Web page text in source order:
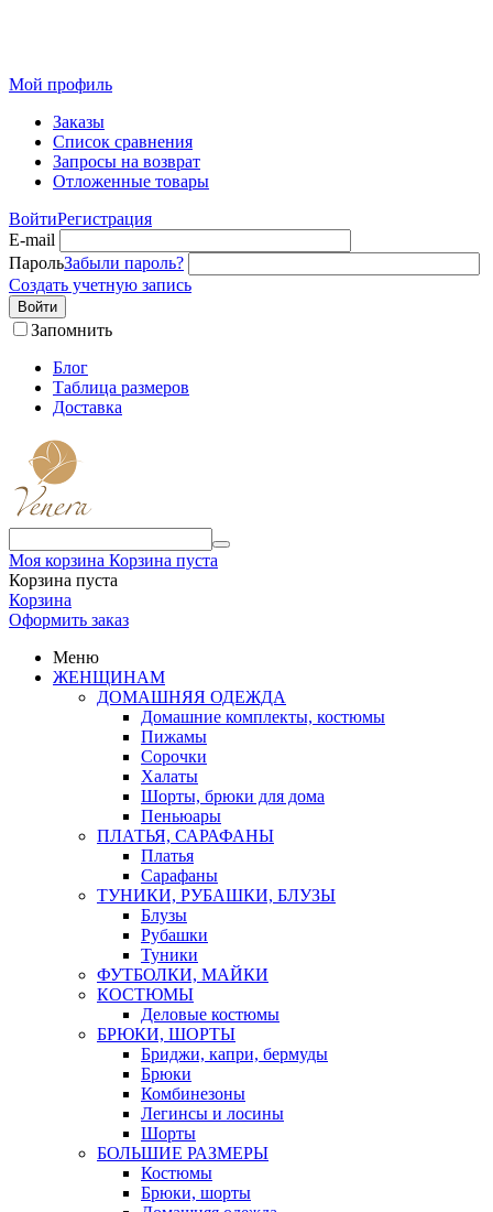
Мой профиль
Заказы
Список сравнения
Запросы на возврат
Отложенные товары
ВойтиРегистрация
E-mail
ПарольЗабыли пароль?
Создать учетную запись
Войти
Запомнить
Блог
Таблица размеров
Доставка
Моя корзина Корзина пуста
Корзина пуста
Корзина
Оформить заказ
Меню
ЖЕНЩИНАМ
ДОМАШНЯЯ ОДЕЖДА
Домашние комплекты, костюмы
Пижамы
Сорочки
Халаты
Шорты, брюки для дома
Пеньюары
ПЛАТЬЯ, САРАФАНЫ
Платья
Сарафаны
ТУНИКИ, РУБАШКИ, БЛУЗЫ
Блузы
Рубашки
Туники
ФУТБОЛКИ, МАЙКИ
КОСТЮМЫ
Деловые костюмы
БРЮКИ, ШОРТЫ
Бриджи, капри, бермуды
Брюки
Комбинезоны
Легинсы и лосины
Шорты
БОЛЬШИЕ РАЗМЕРЫ
Костюмы
Брюки, шорты